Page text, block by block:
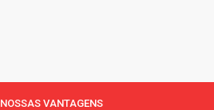
NOSSAS VANTAGENS